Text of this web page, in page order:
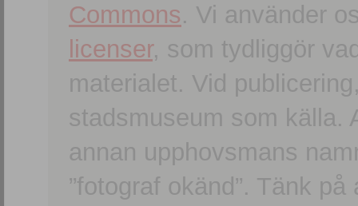
Commons. Vi använder
licenser, som tydliggör
materialet. Vid
stadsmuseum som källa.
annan upphovsmans
”fotograf okänd”. Tänk